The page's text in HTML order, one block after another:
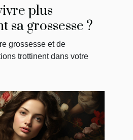
plus
sa grossesse ?
grossesse et de
trottinent dans votre